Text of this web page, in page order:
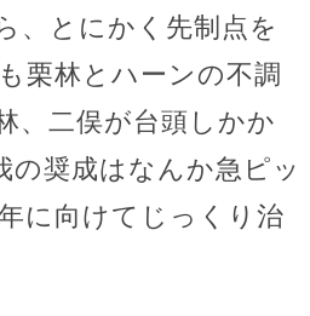
、とにかく先制点を
栗林とハーンの不調
、二俣が台頭しかか
奨成はなんか急ピッ
に向けてじっくり治